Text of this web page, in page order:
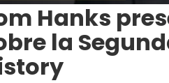
Hanks
la